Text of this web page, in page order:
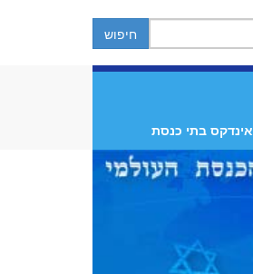
אינדקס בתי כנסת